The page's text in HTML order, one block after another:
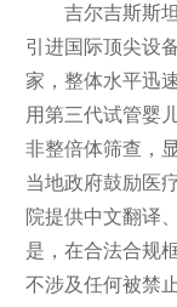
吉尔吉斯斯
引进国际顶尖设
家，整体水平迅
用第三代试管婴
非整倍体筛查，
当地政府鼓励医
院提供中文翻译
是，在合法合规
不涉及任何被禁